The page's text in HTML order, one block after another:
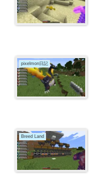
pixelmon日記
Breed Land